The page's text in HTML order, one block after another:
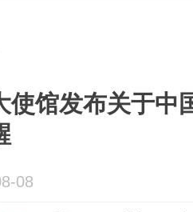
使馆发布关于中
08